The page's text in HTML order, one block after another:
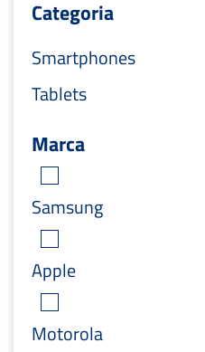
Categoria
Smartphones
Tablets
Marca
Samsung
Apple
Motorola